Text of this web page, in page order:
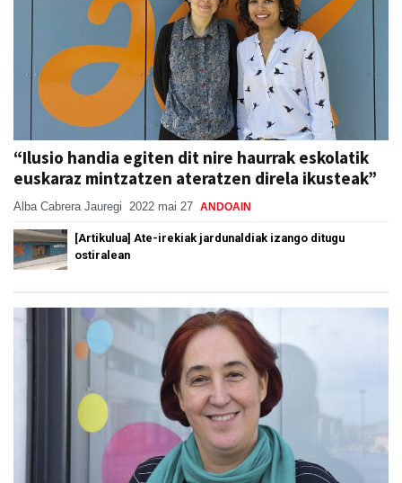
“Ilusio handia egiten dit nire haurrak eskolatik
euskaraz mintzatzen ateratzen direla ikusteak”
Alba Cabrera Jauregi 2022 mai 27 ANDOAIN
[Artikulua] Ate-irekiak jardunaldiak izango ditugu
ostiralean